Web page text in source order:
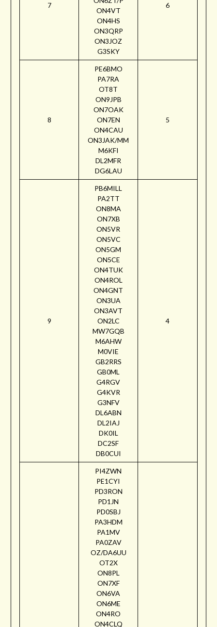
7
ON4VT
ON4HS
ON3QRP
ON3JOZ
G3SKY
6
8
PE6BMO
PA7RA
OT8T
ON9JPB
ON7OAK
ON7EN
ON4CAU
ON3JAK/MM
M6KFI
DL2MFR
DG6LAU
5
9
PB6MILL
PA2TT
ON8MA
ON7XB
ON5VR
ON5VC
ON5GM
ON5CE
ON4TUK
ON4ROL
ON4GNT
ON3UA
ON3AVT
ON2LC
MW7GQB
M6AHW
M0VIE
GB2RRS
GB0ML
G4RGV
G4KVR
G3NFV
DL6ABN
DL2IAJ
DK0IL
DC2SF
DB0CUI
4
PI4ZWN
PE1CYI
PD3RON
PD1JN
PD0SBJ
PA3HDM
PA1MV
PA0ZAV
OZ/DA6UU
OT2X
ON8PL
ON7XF
ON6VA
ON6ME
ON4RO
ON4CLQ